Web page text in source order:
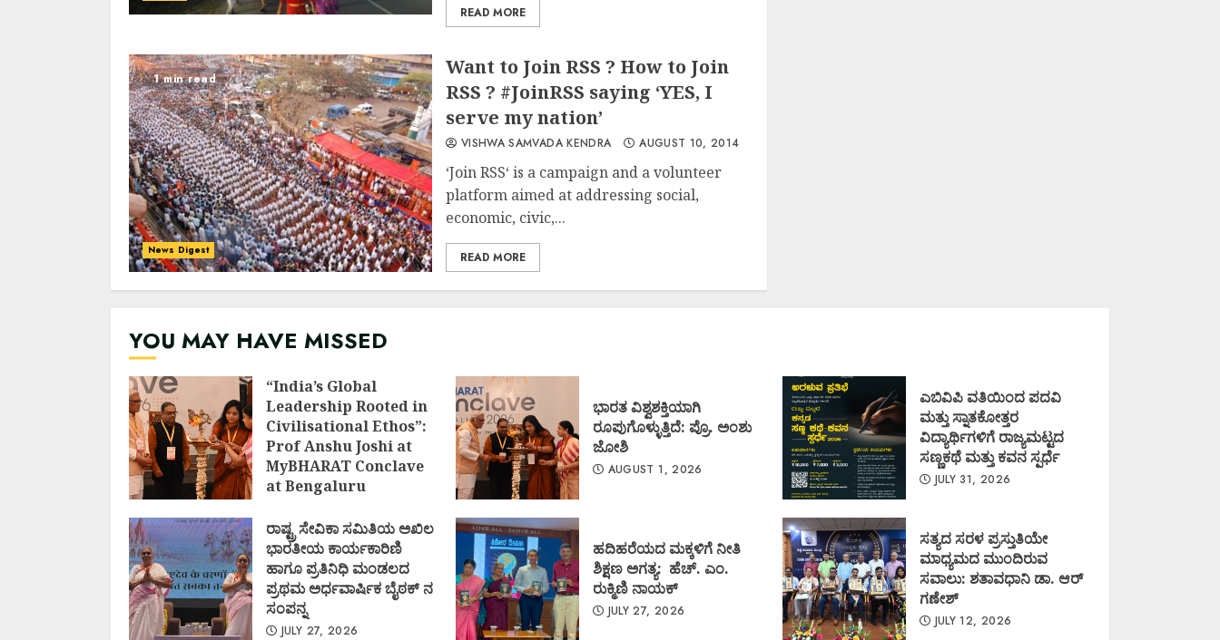
READ MORE
1 min read
News Digest
Want to Join RSS ? How to Join
RSS ? #JoinRSS saying ‘YES, I
serve my nation’
VISHWA SAMVADA KENDRA AUGUST 10, 2014
‘Join RSS‘ is a campaign and a volunteer
platform aimed at addressing social,
economic, civic,...
READ MORE
YOU MAY HAVE MISSED
“India’s Global
Leadership Rooted in
Civilisational Ethos”:
Prof Anshu Joshi at
MyBHARAT Conclave
at Bengaluru
ಭಾರತ ವಿಶ್ವಶಕ್ತಿಯಾಗಿ
ರೂಪುಗೊಳ್ಳುತ್ತಿದೆ: ಪ್ರೊ. ಅಂಶು
ಜೋಶಿ
AUGUST 1, 2026
ಎಬಿವಿಪಿ ವತಿಯಿಂದ ಪದವಿ
ಮತ್ತು ಸ್ನಾತಕೋತ್ತರ
ವಿದ್ಯಾರ್ಥಿಗಳಿಗೆ ರಾಜ್ಯಮಟ್ಟದ
ಸಣ್ಣಕಥೆ ಮತ್ತು ಕವನ ಸ್ಪರ್ಧೆ
JULY 31, 2026
ರಾಷ್ಟ್ರ ಸೇವಿಕಾ ಸಮಿತಿಯ ಅಖಿಲ
ಭಾರತೀಯ ಕಾರ್ಯಕಾರಿಣಿ
ಹಾಗೂ ಪ್ರತಿನಿಧಿ ಮಂಡಲದ
ಪ್ರಥಮ ಅರ್ಧವಾರ್ಷಿಕ ಬೈಠಕ್ ನ
ಸಂಪನ್ನ
JULY 27, 2026
ಹದಿಹರೆಯದ ಮಕ್ಕಳಿಗೆ ನೀತಿ
ಶಿಕ್ಷಣ ಅಗತ್ಯ: ಹೆಚ್. ಎಂ.
ರುಕ್ಮಿಣಿ ನಾಯಕ್
JULY 27, 2026
ಸತ್ಯದ ಸರಳ ಪ್ರಸ್ತುತಿಯೇ
ಮಾಧ್ಯಮದ ಮುಂದಿರುವ
ಸವಾಲು: ಶತಾವಧಾನಿ ಡಾ. ಆರ್
ಗಣೇಶ್
JULY 12, 2026